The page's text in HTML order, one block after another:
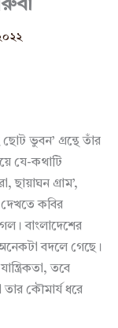
ভুবন’ গ্রন্থে তাঁর
যে-কথাটি
ছায়াঘন গ্রাম’,
কবির
বাংলাদেশের
বদলে গেছে।
তবে
কৌমার্য ধরে